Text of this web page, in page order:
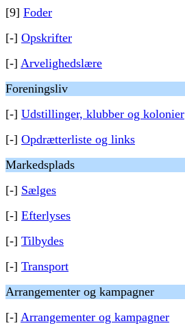
[9] Foder
[-] Opskrifter
[-] Arvelighedslære
Foreningsliv
[-] Udstillinger, klubber og kolonier
[-] Opdrætterliste og links
Markedsplads
[-] Sælges
[-] Efterlyses
[-] Tilbydes
[-] Transport
Arrangementer og kampagner
[-] Arrangementer og kampagner